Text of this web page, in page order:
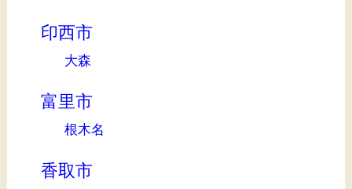
印西市
大森
富里市
根木名
香取市